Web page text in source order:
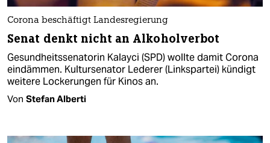
Corona beschäftigt Landesregierung
Senat denkt nicht an Alkoholverbot
Gesundheitssenatorin Kalayci (SPD) wollte damit Corona
eindämmen. Kultursenator Lederer (Linkspartei) kündigt
weitere Lockerungen für Kinos an.
Von Stefan Alberti